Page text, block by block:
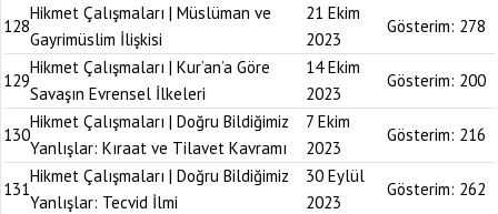
128
Hikmet Çalışmaları | Müslüman ve
Gayrimüslim İlişkisi
21 Ekim
2023
Gösterim: 278
129
Hikmet Çalışmaları | Kur’an’a Göre
Savaşın Evrensel İlkeleri
14 Ekim
2023
Gösterim: 200
130
Hikmet Çalışmaları | Doğru Bildiğimiz
Yanlışlar: Kıraat ve Tilavet Kavramı
7 Ekim
2023
Gösterim: 216
131
Hikmet Çalışmaları | Doğru Bildiğimiz
Yanlışlar: Tecvid İlmi
30 Eylül
2023
Gösterim: 262